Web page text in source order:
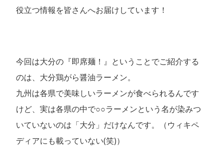
役立つ情報を皆さんへお届けしています！
今回は大分の『即席麺！』ということでご紹介する
のは、大分鶏がら醤油ラーメン。
九州は各県で美味しいラーメンが食べられるんです
けど、実は各県の中で○○ラーメンという名が染みつ
いていないのは「大分」だけなんです。（ウィキペ
ディアにも載っていない(笑)）